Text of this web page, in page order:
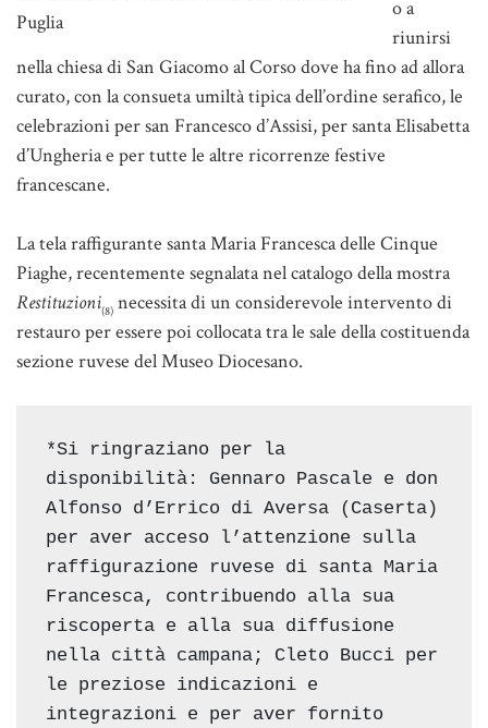
Puglia
o a
riunirsi
nella chiesa di San Giacomo al Corso dove ha fino ad allora
curato, con la consueta umiltà tipica dell’ordine serafico, le
celebrazioni per san Francesco d’Assisi, per santa Elisabetta
d’Ungheria e per tutte le altre ricorrenze festive
francescane.
La tela raffigurante santa Maria Francesca delle Cinque
Piaghe, recentemente segnalata nel catalogo della mostra
Restituzioni(8) necessita di un considerevole intervento di
restauro per essere poi collocata tra le sale della costituenda
sezione ruvese del Museo Diocesano.
*Si ringraziano per la
disponibilità: Gennaro Pascale e don
Alfonso d’Errico di Aversa (Caserta)
per aver acceso l’attenzione sulla
raffigurazione ruvese di santa Maria
Francesca, contribuendo alla sua
riscoperta e alla sua diffusione
nella città campana; Cleto Bucci per
le preziose indicazioni e
integrazioni e per aver fornito